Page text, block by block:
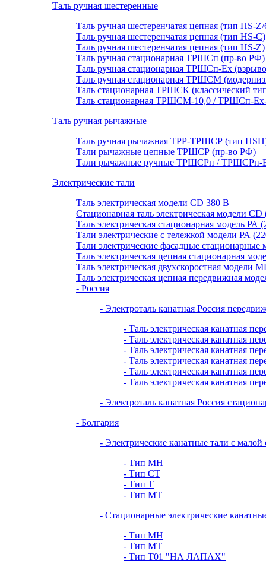
Таль ручная шестеренные
Таль ручная шестеренчатая цепная (тип HS-
Таль ручная шестеренчатая цепная (тип HS-C)
Таль ручная шестеренчатая цепная (тип HS-Z)
Таль ручная стационарная ТРШСп (пр-во РФ)
Таль ручная стационарная ТРШСп-Ех
Таль ручная стационарная ТРШСМ
Таль стационарная ТРШСК (классический
Таль стационарная ТРШСМ-10,0 / ТРШСп-
Таль ручная рычажные
Таль ручная рычажная ТРР-ТРШСР (тип
Тали рычажные цепные ТРШСР (пр-во РФ)
Тали рычажные ручные ТРШСРп / ТРШСРп-
Электрические тали
Таль электрическая модели CD 380 В
Стационарная таль электрическая модели
Таль электрическая стационарная модель РА
Тали электрические с тележкой модели РА
Тали электрические фасадные стационарные
Таль электрическая цепная стационарная
Таль электрическая двухскоростная модели
Таль электрическая цепная передвижная
- Россия
- Электроталь канатная Россия
- Таль электрическая канатная
- Таль электрическая канатная
- Таль электрическая канатная
- Таль электрическая канатная
- Таль электрическая канатная
- Таль электрическая канатная
- Электроталь канатная Россия
- Болгария
- Электрические канатные тали с малой
- Тип МН
- Тип СТ
- Тип Т
- Тип МТ
- Стационарные электрические
- Тип МН
- Тип МТ
- Тип Т01 "НА ЛАПАХ"